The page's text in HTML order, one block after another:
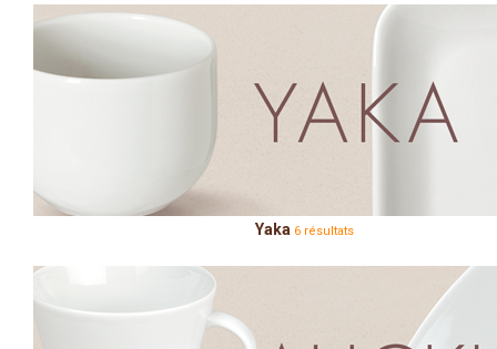
Yaka 6 résultats